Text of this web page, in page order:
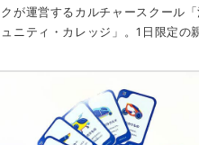
クが運営するカルチャースクール「
ュニティ・カレッジ」。1日限定の
と『未来モビリティプログラミン